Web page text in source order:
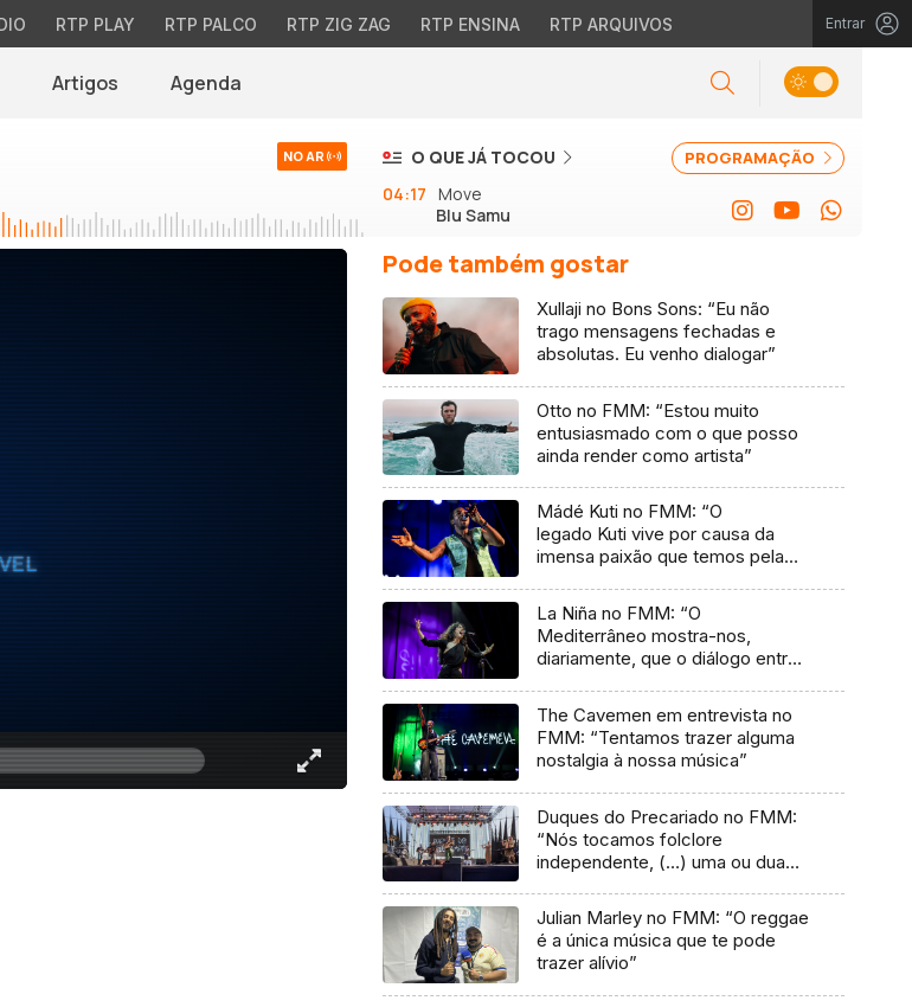
RTP PLAY RTP PALCO RTP ZIG ZAG RTP ENSINA RTP ARQUIVOS Entrar
Artigos Agenda
NO AR PROGRAMAÇÃO
O QUE JÁ TOCOU
04:17 Move
Blu Samu
Pode também gostar
Xullaji no Bons Sons: “Eu não
trago mensagens fechadas e
absolutas. Eu venho dialogar”
Otto no FMM: “Estou muito
entusiasmado com o que posso
ainda render como artista”
Mádé Kuti no FMM: “O
legado Kuti vive por causa da
imensa paixão que temos pela
La Niña no FMM: “O
Mediterrâneo mostra-nos,
diariamente, que o diálogo entre
The Cavemen em entrevista no
FMM: “Tentamos trazer alguma
nostalgia à nossa música”
Duques do Precariado no FMM:
“Nós tocamos folclore
independente, (…) uma ou duas
Julian Marley no FMM: “O reggae
é a única música que te pode
trazer alívio”